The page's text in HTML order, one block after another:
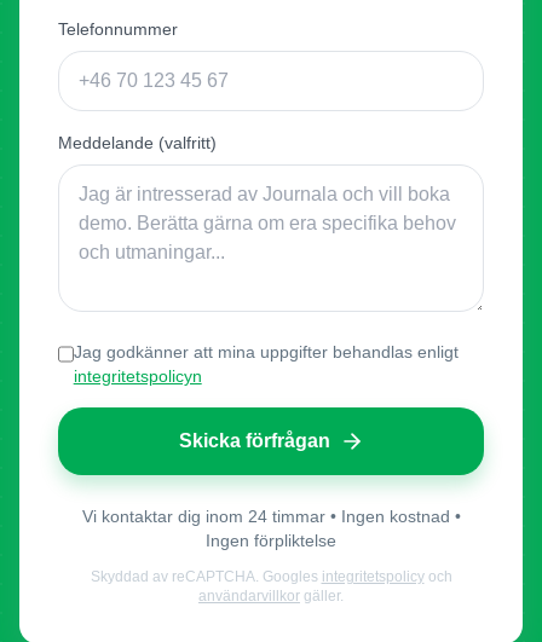
Telefonnummer
Meddelande (valfritt)
Jag godkänner att mina uppgifter behandlas enligt
integritetspolicyn
Skicka förfrågan
Vi kontaktar dig inom 24 timmar • Ingen kostnad •
Ingen förpliktelse
Skyddad av reCAPTCHA. Googles integritetspolicy och
användarvillkor gäller.